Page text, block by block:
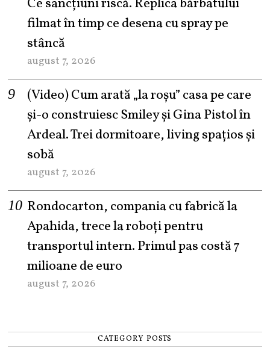
filmat în timp ce desena cu spray pe
stâncă
august 7, 2026
(Video) Cum arată „la roşu” casa pe care
şi-o construiesc Smiley şi Gina Pistol în
Ardeal. Trei dormitoare, living spațios și
sobă
august 7, 2026
Rondocarton, compania cu fabrică la
Apahida, trece la roboți pentru
transportul intern. Primul pas costă 7
milioane de euro
august 7, 2026
CATEGORY POSTS